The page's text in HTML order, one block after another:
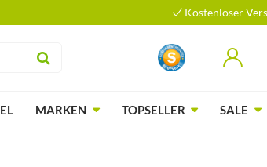
Kostenloser
MARKEN TOPSELLER SALE